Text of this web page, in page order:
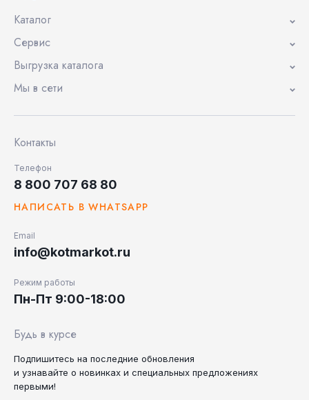
Каталог
Сервис
Выгрузка каталога
Мы в сети
Контакты
Телефон
8 800 707 68 80
НАПИСАТЬ В WHATSAPP
Email
info@kotmarkot.ru
Режим работы
Пн-Пт 9:00-18:00
Будь в курсе
Подпишитесь на последние обновления
и узнавайте о новинках и специальных предложениях
первыми!